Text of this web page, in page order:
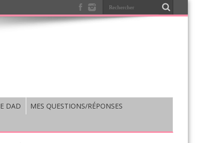
DAD MES QUESTIONS/RÉPONSES